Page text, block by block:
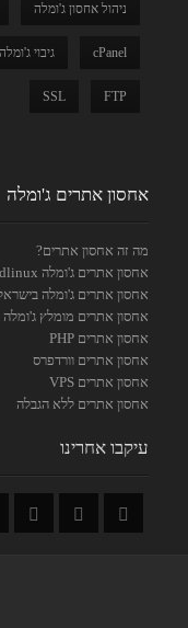
ניהול אחסון ג'ומלה
cPanel גיבוי ג'ומלה
FTP
SSL
אחסון אתרים ג'ומלה
מה זה אחסון אתרים?
אחסון אתרים ג'ומלה cloudlinux
אחסון אתרים ג'ומלה
אחסון אתרים מומלץ ג'ומלה
אחסון אתרים PHP
אחסון אתרים וורדפרס
אחסון אתרים VPS
אחסון אתרים ללא הגבלה
עיקבו אחרינו